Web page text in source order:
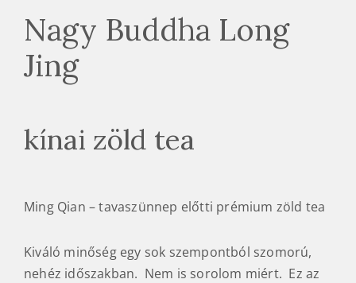
Nagy Buddha Long
Jing
kínai zöld tea
Ming Qian – tavaszünnep előtti prémium zöld tea
Kiváló minőség egy sok szempontból szomorú,
nehéz időszakban. Nem is sorolom miért. Ez az